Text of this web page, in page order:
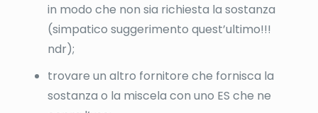
in modo che non sia richiesta la sostanza
(simpatico suggerimento quest’ultimo!!!
ndr);
trovare un altro fornitore che fornisca la
sostanza o la miscela con uno ES che ne